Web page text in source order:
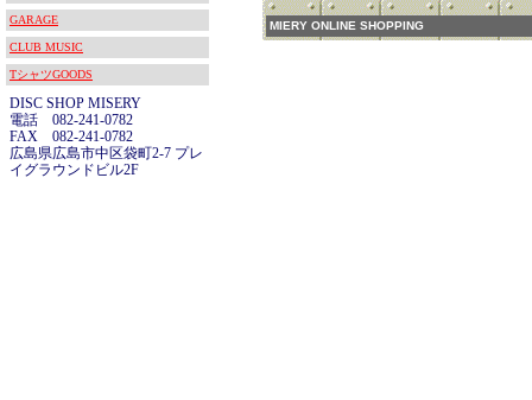
GARAGE
CLUB MUSIC
TシャツGOODS
DISC SHOP MISERY
電話 082-241-0782
FAX 082-241-0782
広島県広島市中区袋町2-7 プレ
イグラウンドビル2F
MIERY ONLINE SHOPPING